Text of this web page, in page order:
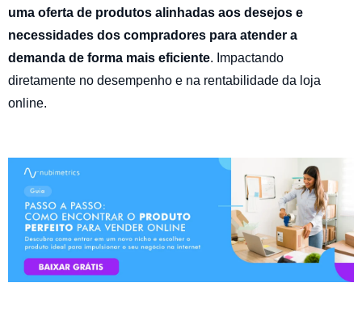
uma oferta de produtos alinhadas aos desejos e
necessidades dos compradores para atender a
demanda de forma mais eficiente. Impactando
diretamente no desempenho e na rentabilidade da loja
online.